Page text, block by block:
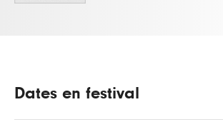
Dates en festival